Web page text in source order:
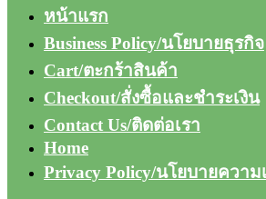
หน้าแรก
Business Policy/นโยบายธุรกิจ
Cart/ตะกร้าสินค้า
Checkout/สั่งซื้อและชำระเงิน
Contact Us/ติดต่อเรา
Home
Privacy Policy/นโยบายควา